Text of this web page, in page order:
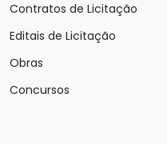
Contratos de Licitação
Editais de Licitação
Obras
Concursos